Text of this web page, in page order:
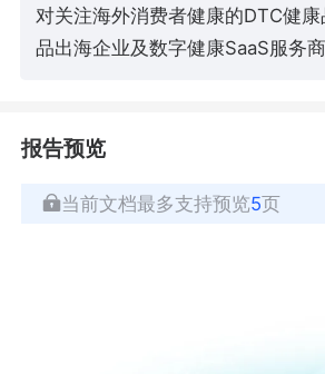
对关注海外消费者健康的DTC健
品出海企业及数字健康SaaS服务
报告预览
当前文档最多支持预览5页